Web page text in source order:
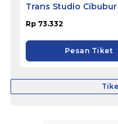
Trans Studio Cibubur
Rp 73.332
Pesan Tiket